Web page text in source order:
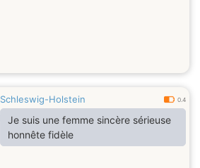
Schleswig-Holstein 0.4
Je suis une femme sincère sérieuse
honnête fidèle